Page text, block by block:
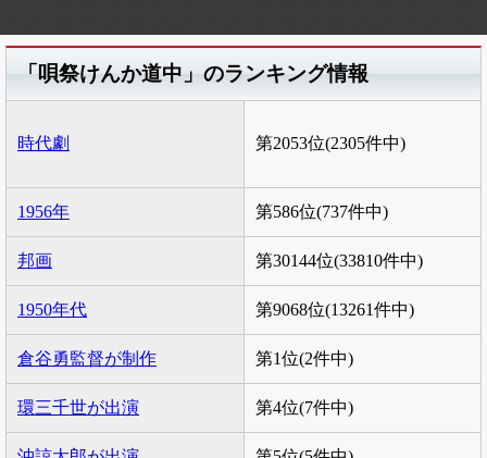
「唄祭けんか道中」のランキング情報
時代劇 第2053位(2305件中)
1956年 第586位(737件中)
邦画 第30144位(33810件中)
1950年代 第9068位(13261件中)
倉谷勇監督が制作 第1位(2件中)
環三千世が出演 第4位(7件中)